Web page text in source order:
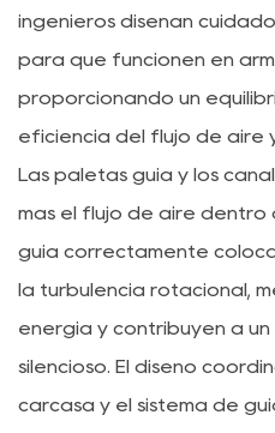
ingenieros diseñan
para que funcionen en
proporcionando un
eficiencia del flujo de aire
Las paletas guía y los
más el flujo de aire dentro
guía correctamente
la turbulencia rotacional,
energía y contribuyen a
silencioso. El diseño
carcasa y el sistema de